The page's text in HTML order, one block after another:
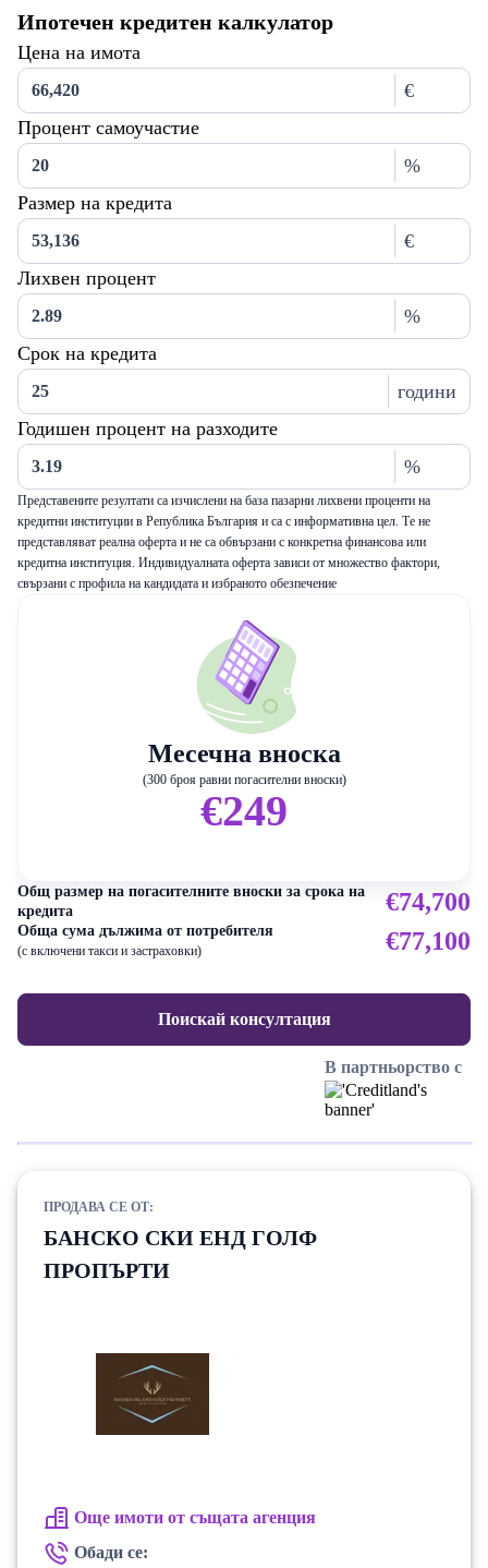
Ипотечен кредитен калкулатор
Цена на имота
€
Процент самоучастие
%
Размер на кредита
€
Лихвен процент
%
Срок на кредита
години
Годишен процент на разходите
%
Представените резултати са изчислени на база пазарни лихвени проценти на
кредитни институции в Република България и са с информативна цел. Те не
представляват реална оферта и не са обвързани с конкретна финансова или
кредитна институция. Индивидуалната оферта зависи от множество фактори,
свързани с профила на кандидата и избраното обезпечение
Месечна вноска
(300 броя равни погасителни вноски)
€249
Общ размер на погасителните вноски за срока на
кредита
€74,700
Обща сума дължима от потребителя
(с включени такси и застраховки) €77,100
Поискай консултация
В партньорство с
ПРОДАВА СЕ ОТ:
БАНСКО СКИ ЕНД ГОЛФ
ПРОПЪРТИ
Още имоти от същата агенция
Обади се: